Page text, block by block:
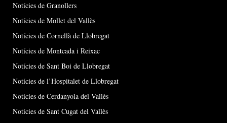
Notícies de Granollers
Notícies de Mollet del Vallès
Notícies de Cornellà de Llobregat
Notícies de Montcada i Reixac
Notícies de Sant Boi de Llobregat
Notícies de l’Hospitalet de Llobregat
Notícies de Cerdanyola del Vallès
Notícies de Sant Cugat del Vallès